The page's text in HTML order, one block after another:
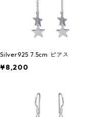
Silver925 7.5cm ピアス
¥8,200